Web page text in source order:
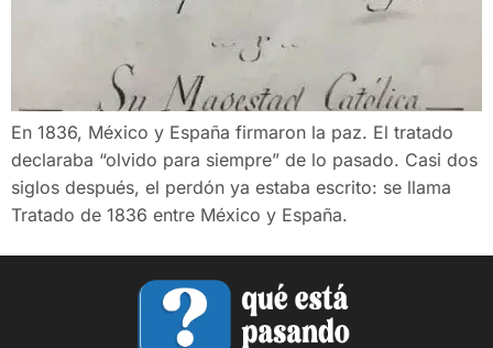
En 1836, México y España firmaron la paz. El tratado
declaraba “olvido para siempre” de lo pasado. Casi dos
siglos después, el perdón ya estaba escrito: se llama
Tratado de 1836 entre México y España.